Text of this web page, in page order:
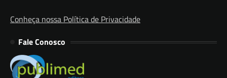
Conheça nossa Política de Privacidade
Fale Conosco